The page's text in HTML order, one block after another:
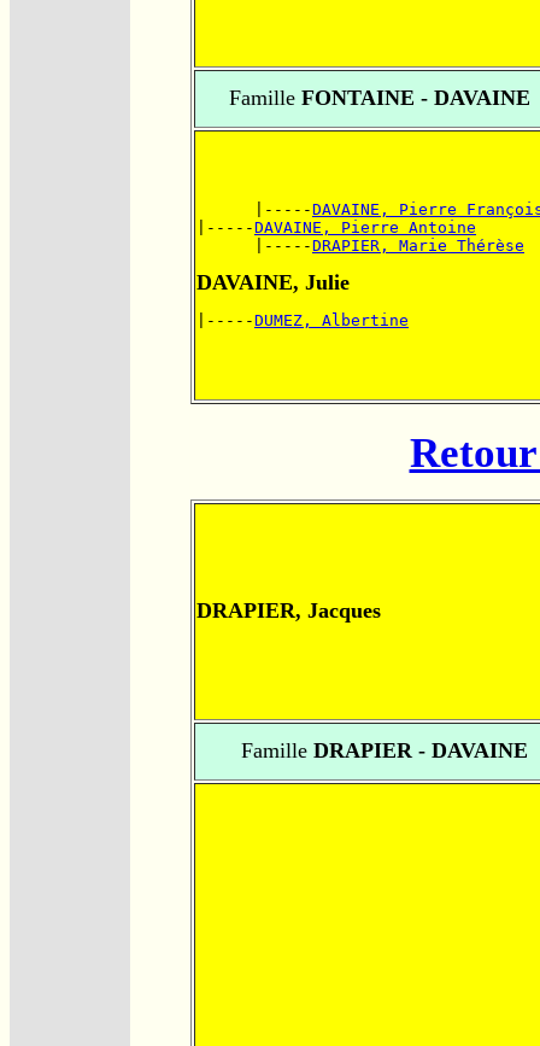
FamilleFONTAINE - DAVAINE
      |-----
DAVAINE, Pierre
|-----DAVAINE, Pierre Antoine
      |-----
DRAPIER, Marie Thérèse
DAVAINE, Julie
|-----DUMEZ, Albertine
DRAPIER, Jacques
Famille DRAPIER - DAVAINE